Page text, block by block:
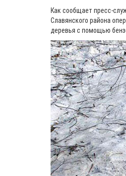
Как сообщает пресс-
Славянского района
деревья с помощью